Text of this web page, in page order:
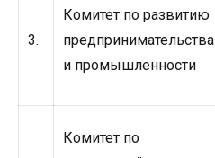
3.
Комитет по развитию
предпринимательства
и промышленности
Комитет по